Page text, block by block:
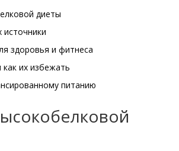
диеты
источники
здоровья и фитнеса
их избежать
питанию